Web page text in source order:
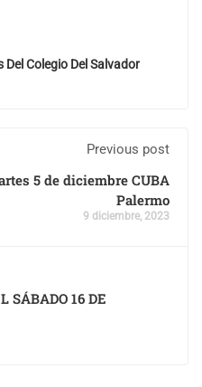
Colegio Del Salvador
Previous post
5 de diciembre CUBA
Palermo
9 diciembre, 2023
SÁBADO 16 DE